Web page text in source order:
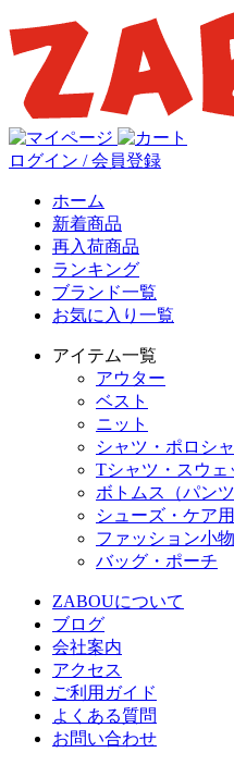
ログイン / 会員登録
ホーム
新着商品
再入荷商品
ランキング
ブランド一覧
お気に入り一覧
アイテム一覧
アウター
ベスト
ニット
シャツ・ポロシ
Tシャツ・スウェ
ボトムス（パンツ
シューズ・ケア
ファッション小物
バッグ・ポーチ
ZABOUについて
ブログ
会社案内
アクセス
ご利用ガイド
よくある質問
お問い合わせ